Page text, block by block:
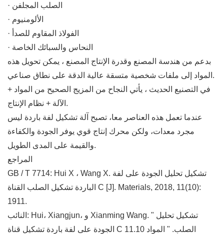
· الصلب المجلفن
· الألومنيوم
· الفولاذ المقاوم للصدأ
· النحاس والسبائك الخاصة
بدعم من هندسة المصنع وقدرة الإنتاج المصنع ، يمكن تحويل هذه
المواد إلى ملفات شخصية متسقة عالية الدقة على نطاق صناعي.
في التصنيع الحديث ، يأتي النجاح من المزيج الصحيح من المواد +
الآلة + نظام الإنتاج.
عندما تعمل هذه العناصر معا، تصبح آلة تشكيل لفة باردة ليس
مجرد معدات، ولكن محرك إنتاج قوي يوفر الجودة والكفاءة
والقيمة على المدى الطويل.
المراجع
GB / T 7714: Hui X ، Wang X. تشكيل تحليل الجودة على لفة
الباردة تشكيل الصلب القناة C [J]. Materials, 2018, 11(10):
1911.
النائب: Hui، Xiangjun، و Xianming Wang. " تشكيل تحليل
الجودة على لفة باردة تشكيل قناة C الصلب. " المواد 11.10